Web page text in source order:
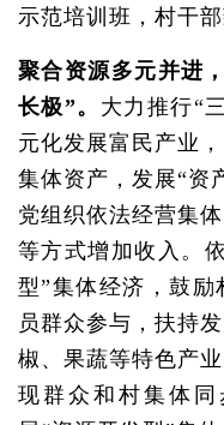
示范培训班，村干
聚合资源多元并进
长极”。 大力推行“
元化发展富民产业
集体资产，发展“资
党组织依法经营集
等方式增加收入。
型”集体经济，鼓
员群众参与，扶持
椒、果蔬等特色产
现群众和村集体